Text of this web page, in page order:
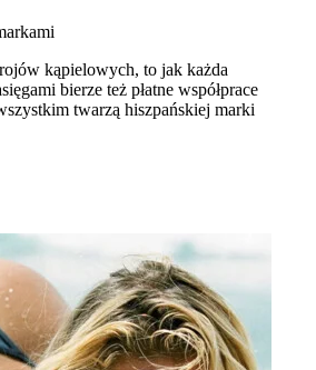
kąpielowych, to jak każda
bierze też płatne współprace
twarzą hiszpańskiej marki